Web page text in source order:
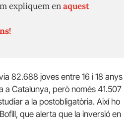
expliquem enaquest
82.688 joves entre 16 i 18 anys
a Catalunya, però només 41.507
a la postobligatòria. Així ho
que alerta que la inversió en